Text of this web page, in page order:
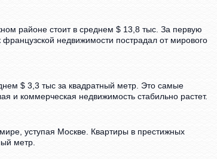
районе стоит в среднем $ 13,8 тыс. За первую
недвижимости пострадал от мирового
$ 3,3 тыс за квадратный метр. Это самые
и коммерческая недвижимость стабильно растет.
уступая Москве. Квартиры в престижных
метр.